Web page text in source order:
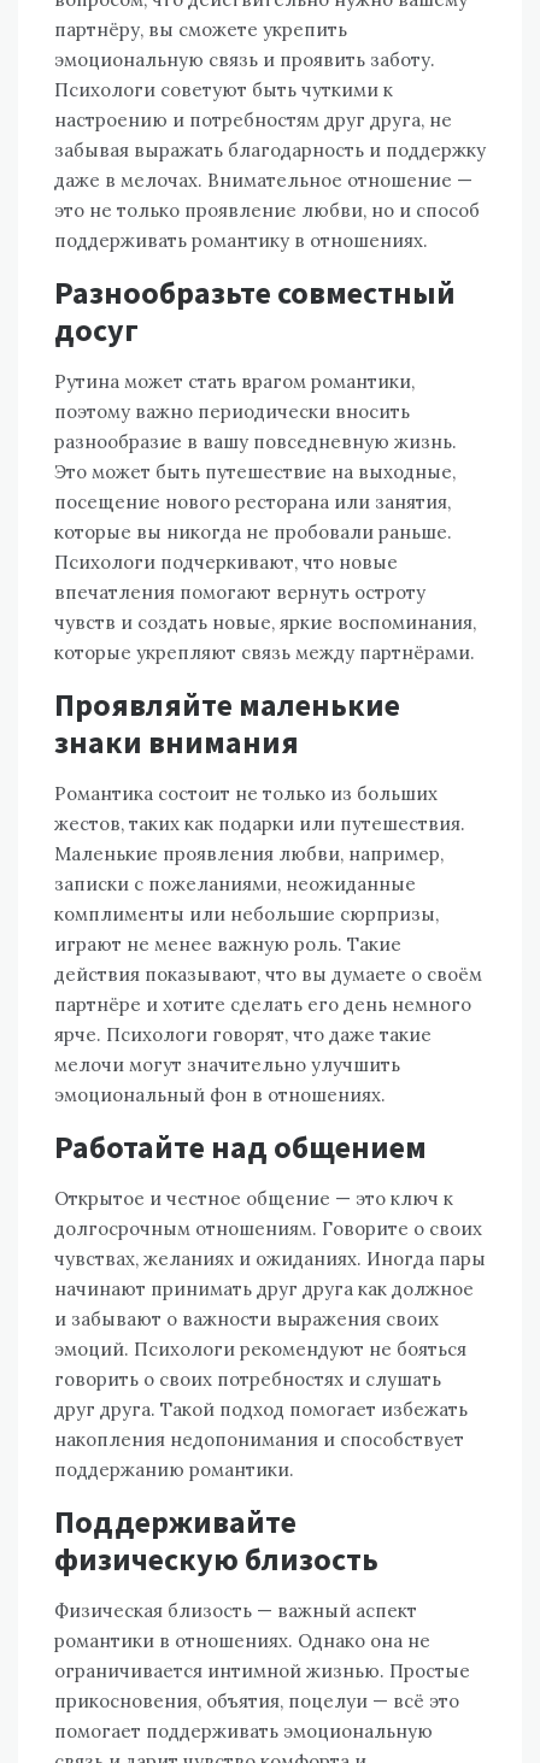
партнёру, вы сможете укрепить
эмоциональную связь и проявить заботу.
Психологи советуют быть чуткими к
настроению и потребностям друг друга, не
забывая выражать благодарность и поддержку
даже в мелочах. Внимательное отношение —
это не только проявление любви, но и способ
поддерживать романтику в отношениях.
Разнообразьте совместный
досуг
Рутина может стать врагом романтики,
поэтому важно периодически вносить
разнообразие в вашу повседневную жизнь.
Это может быть путешествие на выходные,
посещение нового ресторана или занятия,
которые вы никогда не пробовали раньше.
Психологи подчеркивают, что новые
впечатления помогают вернуть остроту
чувств и создать новые, яркие воспоминания,
которые укрепляют связь между партнёрами.
Проявляйте маленькие
знаки внимания
Романтика состоит не только из больших
жестов, таких как подарки или путешествия.
Маленькие проявления любви, например,
записки с пожеланиями, неожиданные
комплименты или небольшие сюрпризы,
играют не менее важную роль. Такие
действия показывают, что вы думаете о своём
партнёре и хотите сделать его день немного
ярче. Психологи говорят, что даже такие
мелочи могут значительно улучшить
эмоциональный фон в отношениях.
Работайте над общением
Открытое и честное общение — это ключ к
долгосрочным отношениям. Говорите о своих
чувствах, желаниях и ожиданиях. Иногда пары
начинают принимать друг друга как должное
и забывают о важности выражения своих
эмоций. Психологи рекомендуют не бояться
говорить о своих потребностях и слушать
друг друга. Такой подход помогает избежать
накопления недопонимания и способствует
поддержанию романтики.
Поддерживайте
физическую близость
Физическая близость — важный аспект
романтики в отношениях. Однако она не
ограничивается интимной жизнью. Простые
прикосновения, объятия, поцелуи — всё это
помогает поддерживать эмоциональную